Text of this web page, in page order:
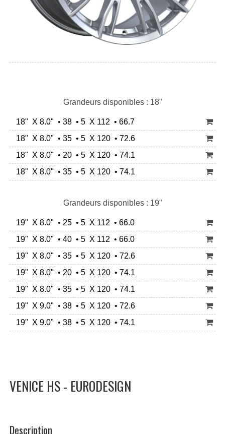
Grandeurs disponibles : 18"
18" X 8.0" • 38 • 5 X 112 • 66.7
18" X 8.0" • 35 • 5 X 120 • 72.6
18" X 8.0" • 20 • 5 X 120 • 74.1
18" X 8.0" • 35 • 5 X 120 • 74.1
Grandeurs disponibles : 19"
19" X 8.0" • 25 • 5 X 112 • 66.0
19" X 8.0" • 40 • 5 X 112 • 66.0
19" X 8.0" • 35 • 5 X 120 • 72.6
19" X 8.0" • 20 • 5 X 120 • 74.1
19" X 8.0" • 35 • 5 X 120 • 74.1
19" X 9.0" • 38 • 5 X 120 • 72.6
19" X 9.0" • 38 • 5 X 120 • 74.1
VENICE HS - EURODESIGN
Description